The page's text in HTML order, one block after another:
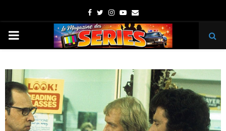
Facebook
TwitterInstagram
Youtube
Email
PRIMARY